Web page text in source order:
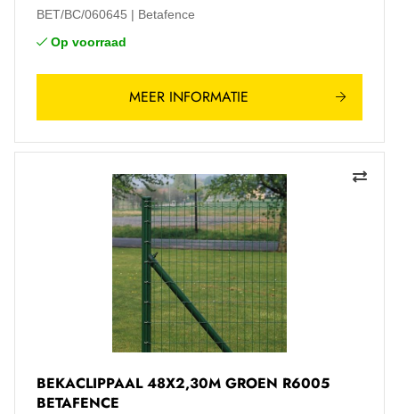
BET/BC/060645
Betafence
Op voorraad
MEER INFORMATIE
BEKACLIPPAAL 48X2,30M GROEN R6005
BETAFENCE